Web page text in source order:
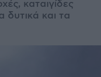
καταιγίδες
και τα